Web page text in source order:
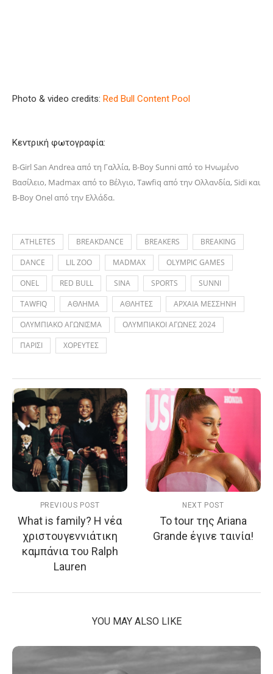
Photo & video credits: Red Bull Content Pool
Κεντρική φωτογραφία:
B-Girl San Andrea από τη Γαλλία, B-Boy Sunni από το Ηνωμένο
Βασίλειο, Madmaxαπό το Βέλγιο, Tawfiq από την Ολλανδία, Sidi και
B-Boy Onel από την Ελλάδα.
ATHLETES BREAKDANCE BREAKERS
BREAKING
DANCE
LIL ZOO MADMAX
OLYMPIC GAMES
ONEL
RED BULL SINA SPORTS
SUNNI
TAWFIQ
ΑΘΛΗΜΑ ΑΘΛΗΤΕΣ
ΑΡΧΑΙΑ ΜΕΣΣΗΝΗ
ΟΛΥΜΠΙΑΚΟ ΑΓΩΝΙΣΜΑ
ΟΛΥΜΠΙΑΚΟΙ ΑΓΩΝΕΣ 2024
ΠΑΡΙΣΙ
ΧΟΡΕΥΤΕΣ
PREVIOUS POST
What is family? H νέα
χριστουγεννιάτικη
καμπάνια του Ralph
Lauren
NEXT POST
Το tour της Ariana
Grande έγινε ταινία!
YOU MAY ALSO LIKE